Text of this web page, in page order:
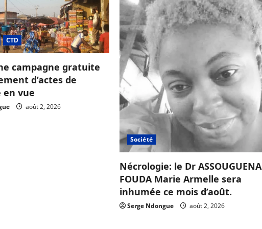
CTD
campagne gratuite
d’actes de
en vue
août 2, 2026
Société
Nécrologie: le Dr ASSOUGUENA
FOUDA Marie Armelle sera
inhumée ce mois d’août.
Serge Ndongue août 2, 2026